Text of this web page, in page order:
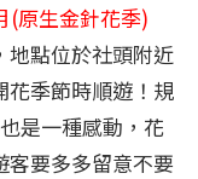
(原生金針花季)
地點位於社頭附近
花季節時順遊！規
是一種感動，花
客要多多留意不要